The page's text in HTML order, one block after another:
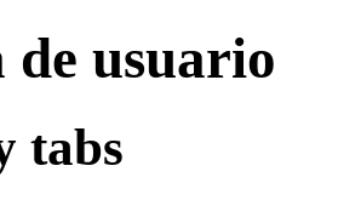
de usuario
tabs